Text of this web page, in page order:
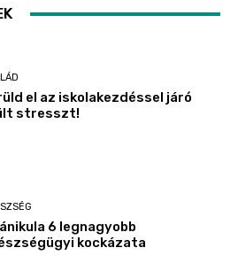
el az iskolakezdéssel járó
stresszt!
6 legnagyobb
kockázata